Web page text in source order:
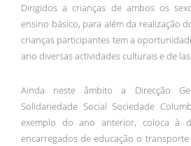
Dirigidos a crianças de ambos os
ensino básico, para além da realização
crianças participantes tem a
ano diversas actividades culturais e de
Ainda neste âmbito a Direcção
Solidariedade Social Sociedade
exemplo do ano anterior, coloca à
encarregados de educação o